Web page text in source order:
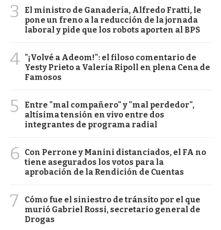
3
El ministro de Ganadería, Alfredo Fratti, le
pone un freno a la reducción de la jornada
laboral y pide que los robots aporten al BPS
4 "¡Volvé a Adeom!": el filoso comentario de
Yesty Prieto a Valeria Ripoll en plena Cena de
Famosos
5
Entre "mal compañero" y "mal perdedor",
altísima tensión en vivo entre dos
integrantes de programa radial
6
Con Perrone y Manini distanciados, el FA no
tiene asegurados los votos para la
aprobación de la Rendición de Cuentas
7
Cómo fue el siniestro de tránsito por el que
murió Gabriel Rossi, secretario general de
Drogas